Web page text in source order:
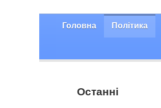
Головна Політика
Останні